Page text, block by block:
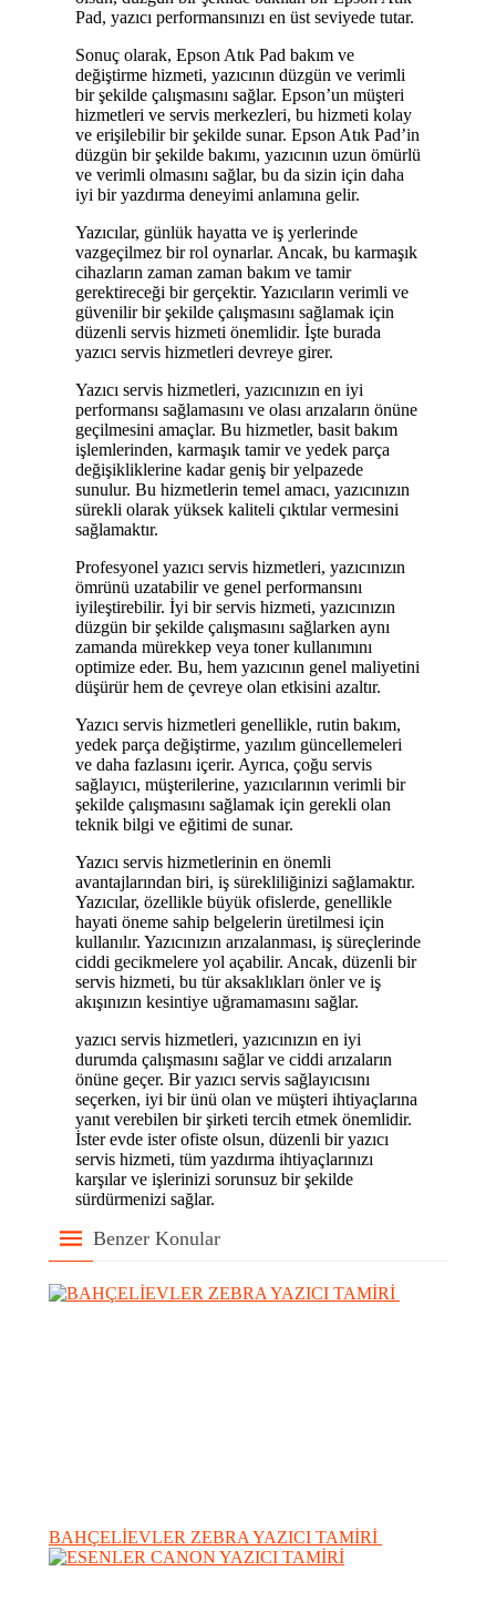
Pad, yazıcı performansınızı en üst seviyede tutar.
Sonuç olarak, Epson Atık Pad bakım ve
değiştirme hizmeti, yazıcının düzgün ve verimli
bir şekilde çalışmasını sağlar. Epson’un müşteri
hizmetleri ve servis merkezleri, bu hizmeti kolay
ve erişilebilir bir şekilde sunar. Epson Atık Pad’in
düzgün bir şekilde bakımı, yazıcının uzun ömürlü
ve verimli olmasını sağlar, bu da sizin için daha
iyi bir yazdırma deneyimi anlamına gelir.
Yazıcılar, günlük hayatta ve iş yerlerinde
vazgeçilmez bir rol oynarlar. Ancak, bu karmaşık
cihazların zaman zaman bakım ve tamir
gerektireceği bir gerçektir. Yazıcıların verimli ve
güvenilir bir şekilde çalışmasını sağlamak için
düzenli servis hizmeti önemlidir. İşte burada
yazıcı servis hizmetleri devreye girer.
Yazıcı servis hizmetleri, yazıcınızın en iyi
performansı sağlamasını ve olası arızaların önüne
geçilmesini amaçlar. Bu hizmetler, basit bakım
işlemlerinden, karmaşık tamir ve yedek parça
değişikliklerine kadar geniş bir yelpazede
sunulur. Bu hizmetlerin temel amacı, yazıcınızın
sürekli olarak yüksek kaliteli çıktılar vermesini
sağlamaktır.
Profesyonel yazıcı servis hizmetleri, yazıcınızın
ömrünü uzatabilir ve genel performansını
iyileştirebilir. İyi bir servis hizmeti, yazıcınızın
düzgün bir şekilde çalışmasını sağlarken aynı
zamanda mürekkep veya toner kullanımını
optimize eder. Bu, hem yazıcının genel maliyetini
düşürür hem de çevreye olan etkisini azaltır.
Yazıcı servis hizmetleri genellikle, rutin bakım,
yedek parça değiştirme, yazılım güncellemeleri
ve daha fazlasını içerir. Ayrıca, çoğu servis
sağlayıcı, müşterilerine, yazıcılarının verimli bir
şekilde çalışmasını sağlamak için gerekli olan
teknik bilgi ve eğitimi de sunar.
Yazıcı servis hizmetlerinin en önemli
avantajlarından biri, iş sürekliliğinizi sağlamaktır.
Yazıcılar, özellikle büyük ofislerde, genellikle
hayati öneme sahip belgelerin üretilmesi için
kullanılır. Yazıcınızın arızalanması, iş süreçlerinde
ciddi gecikmelere yol açabilir. Ancak, düzenli bir
servis hizmeti, bu tür aksaklıkları önler ve iş
akışınızın kesintiye uğramamasını sağlar.
yazıcı servis hizmetleri, yazıcınızın en iyi
durumda çalışmasını sağlar ve ciddi arızaların
önüne geçer. Bir yazıcı servis sağlayıcısını
seçerken, iyi bir ünü olan ve müşteri ihtiyaçlarına
yanıt verebilen bir şirketi tercih etmek önemlidir.
İster evde ister ofiste olsun, düzenli bir yazıcı
servis hizmeti, tüm yazdırma ihtiyaçlarınızı
karşılar ve işlerinizi sorunsuz bir şekilde
sürdürmenizi sağlar.
Benzer Konular
BAHÇELİEVLER ZEBRA YAZICI TAMİRİ